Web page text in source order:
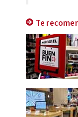
Te